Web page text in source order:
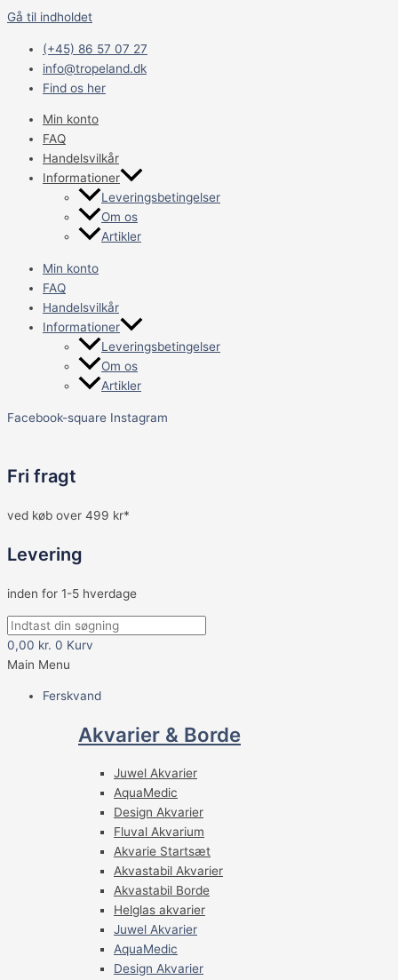
Gå til indholdet
(+45) 86 57 07 27
info@tropeland.dk
Find os her
Min konto
FAQ
Handelsvilkår
Informationer
Leveringsbetingelser
Om os
Artikler
Min konto
FAQ
Handelsvilkår
Informationer
Leveringsbetingelser
Om os
Artikler
Facebook-square Instagram
Fri fragt
ved køb over 499 kr*
Levering
inden for 1-5 hverdage
0,00 kr. 0 Kurv
Main Menu
Ferskvand
Akvarier & Borde
Juwel Akvarier
AquaMedic
Design Akvarier
Fluval Akvarium
Akvarie Startsæt
Akvastabil Akvarier
Akvastabil Borde
Helglas akvarier
Juwel Akvarier
AquaMedic
Design Akvarier